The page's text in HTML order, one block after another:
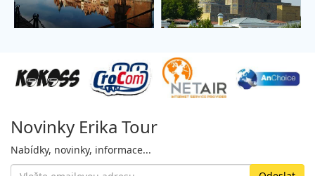
Novinky Erika Tour
Nabídky, novinky, informace...